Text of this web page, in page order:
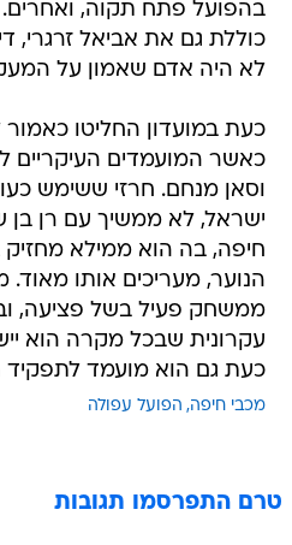
בהפועל פתח תקוה,
כוללת גם את אביאל זרגרי,
לא היה אדם שאמון על
כעת במועדון החליטו כאמור
כאשר המועמדים העיקריים
וסאן מנחם. חרזי ששימש
ישראל, לא ממשיך עם רן בן
חיפה, בה הוא ממילא
הנוער, מעריכים אותו
ממשחק פעיל בשל פציעה,
עקרונית שבכל מקרה הוא
כעת גם הוא מועמד
מכבי חיפה הפועל עפולה
טרם התפרסמו תגובות